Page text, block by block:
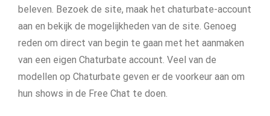
beleven. Bezoek de site, maak het chaturbate-account
aan en bekijk de mogelijkheden van de site. Genoeg
reden om direct van begin te gaan met het aanmaken
van een eigen Chaturbate account. Veel van de
modellen op Chaturbate geven er de voorkeur aan om
hun shows in de Free Chat te doen.